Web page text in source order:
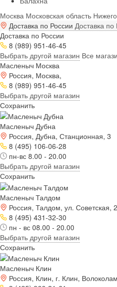
Москва Московская область
Доставка по России Доставка по
Доставка по России
8 (989) 951-46-45
Выбрать другой магазин Все
Масленыч Москва
Россия, Москва,
8 (989) 951-46-45
Выбрать другой магазин
Сохранить
Масленыч Дубна
Россия, Дубна, Станционная, 3
8 (495) 106-06-28
пн-вс 8.00 - 20.00
Выбрать другой магазин
Сохранить
Масленыч Талдом
Россия, Талдом, ул. Советская,
8 (495) 431-32-30
пн - вс 08.00 - 20.00
Выбрать другой магазин
Сохранить
Масленыч Клин
Россия, Клин, г. Клин,